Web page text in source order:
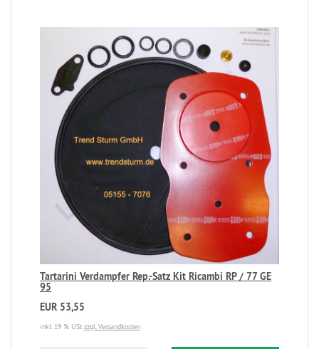
Tartarini Verdampfer Rep.-Satz Kit Ricambi RP / 77 GE
95
EUR 53,55
inkl. 19 % USt zzgl. Versandkosten